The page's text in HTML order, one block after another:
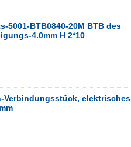
5001-BTB0840-20M BTB des
4.0mm H 2*10
Verbindungsstück, elektrisches